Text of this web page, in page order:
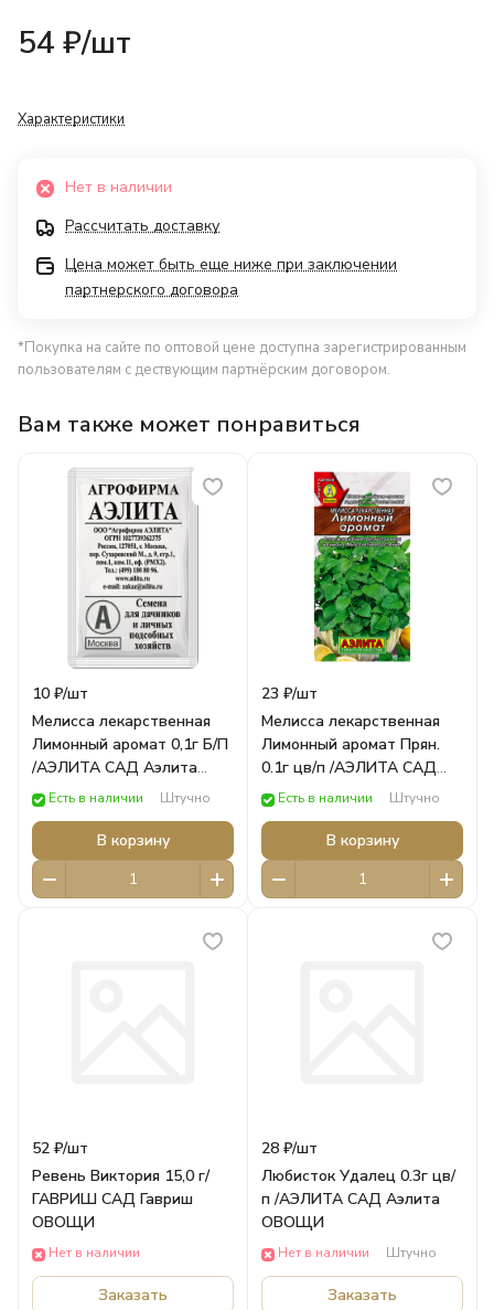
54 ₽/шт
Характеристики
Нет в наличии
Рассчитать доставку
Цена может быть еще ниже при заключении
партнерского договора
*Покупка на сайте по оптовой цене доступна зарегистрированным
пользователям с дествующим партнёрским договором.
Вам также может понравиться
10 ₽/шт
Мелисса лекарственная
Лимонный аромат 0,1г Б/П
/АЭЛИТА САД Аэлита
ОВОЩИ
Есть в наличии Штучно
В корзину
23 ₽/шт
Мелисса лекарственная
Лимонный аромат Прян.
0.1г цв/п /АЭЛИТА САД
Аэлита ОВОЩИ
Есть в наличии Штучно
В корзину
52 ₽/шт
Ревень Виктория 15,0 г/
ГАВРИШ САД Гавриш
ОВОЩИ
Нет в наличии
Заказать
28 ₽/шт
Любисток Удалец 0.3г цв/
п /АЭЛИТА САД Аэлита
ОВОЩИ
Нет в наличии Штучно
Заказать